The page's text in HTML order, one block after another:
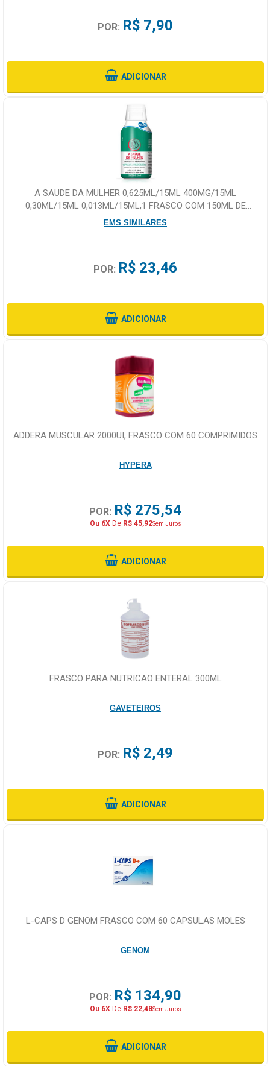
POR: R$ 7,90
ADICIONAR
A SAUDE DA MULHER 0,625ML/15ML 400MG/15ML
0,30ML/15ML 0,013ML/15ML,1 FRASCO COM 150ML DE
SOLUCAO DE USO ORAL COPO DOSADOR
EMS SIMILARES
POR: R$ 23,46
ADICIONAR
ADDERA MUSCULAR 2000UI, FRASCO COM 60 COMPRIMIDOS
HYPERA
POR: R$ 275,54
Ou 6XDe R$ 45,92Sem Juros
ADICIONAR
FRASCO PARA NUTRICAO ENTERAL 300ML
GAVETEIROS
POR: R$ 2,49
ADICIONAR
L-CAPS D GENOM FRASCO COM 60 CAPSULAS MOLES
GENOM
POR: R$ 134,90
Ou 6XDe R$ 22,48Sem Juros
ADICIONAR